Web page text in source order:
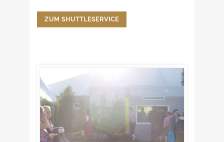
ZUM SHUTTLESERVICE